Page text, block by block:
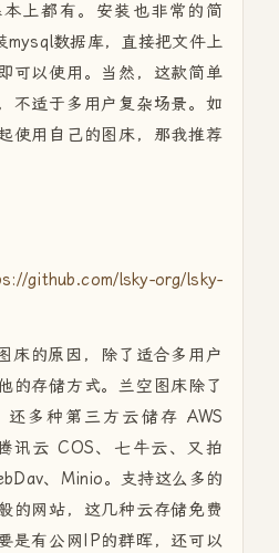
上都有。安装也非常的简
mysql数据库，直接把文件上
可以使用。当然，这款简单
不适于多用户复杂场景。如
使用自己的图床，那我推荐
github.com/lsky-org/lsky-
床的原因，除了适合多用户
的存储方式。兰空图床除了
还多种第三方云储存 AWS
讯云 COS、七牛云、又拍
、Minio。支持这么多的
的网站，这几种云存储免费
是有公网IP的群晖，还可以